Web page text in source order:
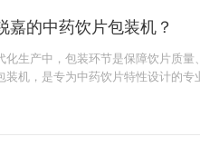
嘉的中药饮片包装机？
化生产中，包装环节是保障饮片质量
装机，是专为中药饮片特性设计的专
能”于一体，是中药饮片企业实现
中药饮片包装机的基础定义广州锐嘉